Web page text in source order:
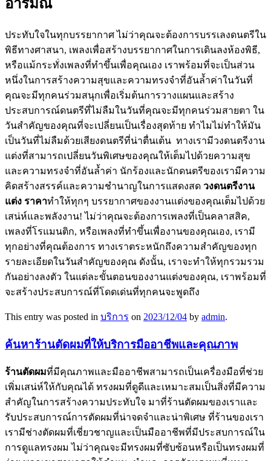
อารมณ์
ประทับใจในทุกบรรยากาศ ไม่ว่าคุณจะต้องการบรรเลงดนตรีใน
พิธีทางศาสนา, เพลงเพื่อสร้างบรรยากาศในการเดินลงห้องพิธี,
หรือแม้กระทั่งเพลงที่ทำขึ้นเพื่อคุณเอง เราพร้อมที่จะเป็นส่วน
หนึ่งในการสร้างความสุขและความทรงจำที่อันล้ำค่าในวันที่
คุณจะมีทุกคนร่วมสนุกเพื่อเริ่มต้นการวางแผนและสร้าง
ประสบการณ์ดนตรีที่ไม่ลืมในวันที่คุณจะมีทุกคนร่วมสายตา ใน
วันสำคัญของคุณที่จะเปลี่ยนเป็นเรื่องสุดท้าย ทำไมไม่ทำให้มัน
เป็นวันที่ไม่ลืมด้วยเสียงดนตรีที่น่าตื่นเต้น ทางเรามีวงดนตรีงาน
แต่งที่สามารถเปลี่ยนวันพิเศษของคุณให้เต็มไปด้วยความสุข
และความทรงจำที่อันล้ำค่า นักร้องและนักดนตรีของเรามีความ
คิดสร้างสรรค์และความชำนาญในการแสดงสด วงดนตรีงาน
แต่ง ราคาทำให้ทุกๆ บรรยากาศของงานแต่งของคุณเต็มไปด้วย
เสน่ห์และพลังงาน! ไม่ว่าคุณจะต้องการเพลงที่เป็นคลาสสิค,
เพลงที่โรแมนติก, หรือเพลงที่ทำขึ้นเพื่องานของคุณเอง, เรามี
ทุกอย่างที่คุณต้องการ ทางเราตระหนักถึงความสำคัญของทุก
รายละเอียดในวันสำคัญของคุณ ดังนั้น, เราจะทำให้ทุกรวมรวม
กันอย่างลงตัว ในแต่ละขั้นตอนของงานแต่งของคุณ, เราพร้อมที่
จะสร้างประสบการณ์ที่โดดเด่นที่ทุกคนจะพูดถึง
This entry was posted in บริการ on 2023/12/04 by admin.
ค้นหาร้านตัดผมที่ให้บริการมืออาชีพและคุณภาพ
ร้านตัดผมที่มีคุณภาพและมืออาชีพสามารถเป็นเครื่องมือที่ช่วย
เพิ่มเสน่ห์ให้กับคุณได้ ทรงผมที่ดูดีและเหมาะสมเป็นสิ่งที่มีความ
สำคัญในการสร้างความประทับใจ มาที่ร้านตัดผมของเราและ
รับประสบการณ์การตัดผมที่น่าจดจำและน่าพิเศษ ที่ร้านของเรา
เรามีช่างตัดผมที่เชี่ยวชาญและเป็นมืออาชีพที่มีประสบการณ์ใน
การดูแลทรงผม ไม่ว่าคุณจะมีทรงผมที่ซับซ้อนหรือเป็นทรงผมที่